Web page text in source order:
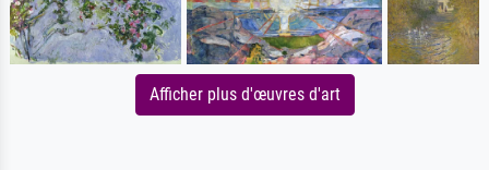
Afficher plus d'œuvres d'art